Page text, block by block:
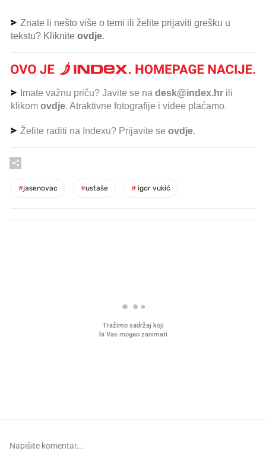
Znate li nešto više o temi ili želite prijaviti grešku u
tekstu? Kliknite ovdje.
Imate važnu priču? Javite se na desk@index.hr ili
klikom ovdje. Atraktivne fotografije i videe plaćamo.
Želite raditi na Indexu? Prijavite se ovdje.
#jasenovac #ustaše # igor vukić